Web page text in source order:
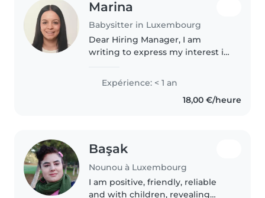
Marina
Babysitter in Luxembourg
Dear Hiring Manager, I am
writing to express my interest in
family in Luxembourg. I recently
completed a Bachelor's Degree
in Criminology in Spain and..
Expérience: < 1 an
18,00 €/heure
Başak
Nounou à Luxembourg
I am positive, friendly, reliable
and with children, revealing